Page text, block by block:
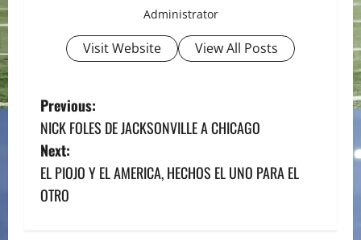
Administrator
Visit Website View All Posts
P
o
s
t
Previous:
NICK FOLES DE JACKSONVILLE A CHICAGO
Next:
EL PIOJO Y EL AMERICA, HECHOS EL UNO PARA EL
OTRO